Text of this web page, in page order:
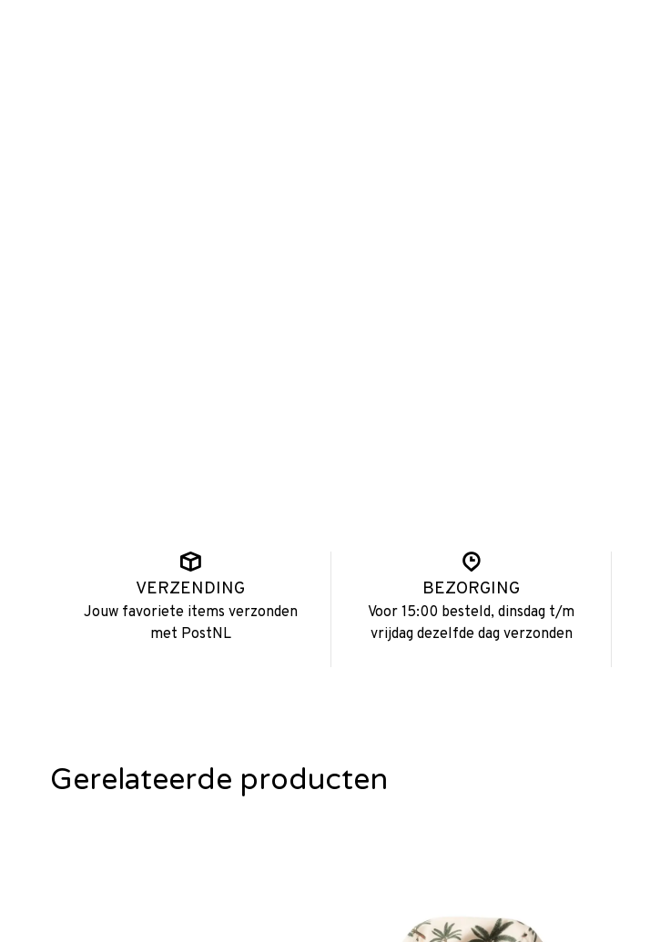
VERZENDING
Jouw favoriete items verzonden
met PostNL
BEZORGING
Voor 15:00 besteld, dinsdag t/m
vrijdag dezelfde dag verzonden
Gerelateerde producten